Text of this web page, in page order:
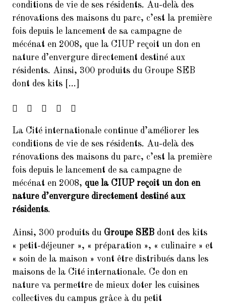
Francophonie
4.
FORUM DES ASSOCIATIONS DU
14 SEPTEMBRE 2024 PARIS
5.
Forum de rentrée de la Mairie
du 14ème arrondissement
septembre 2025 Paris 7014
7.
Inscrivez-vous à la Soirée
Présentation Service des
Relectures 22/02/2017
8.
Concert Exceptionnel en
mémoire de Jean Joinet le 26
janvier 2018 à 19h45 à la Maison
de l’Italie
Balades Parisiennes de l’AI –
Paris et ses Passages couverts
(Samedi 17 mars à 10h30)
Faire du Sport à la Cité à petit
11. 10ème dictée des mots d’or
conditions de vie de ses résidents. Au-delà des
rénovations des maisons du parc, c’est la première
fois depuis le lancement de sa campagne de
mécénat en 2008, que la CIUP reçoit un don en
nature d’envergure directement destiné aux
résidents. Ainsi, 300 produits du Groupe SEB
dont des kits […]
La Cité internationale continue d’améliorer les
conditions de vie de ses résidents. Au-delà des
rénovations des maisons du parc, c’est la première
fois depuis le lancement de sa campagne de
mécénat en 2008, que la CIUP reçoit un don en
nature d’envergure directement destiné aux
résidents.
Ainsi, 300 produits du Groupe SEB dont des kits
« petit-déjeuner », « préparation », « culinaire » et
« soin de la maison » vont être distribués dans les
maisons de la Cité internationale. Ce don en
nature va permettre de mieux doter les cuisines
collectives du campus grâce à du petit